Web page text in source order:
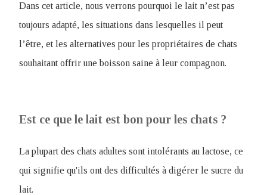
Dans cet article, nous verrons pourquoi le lait n’est pas
toujours adapté, les situations dans lesquelles il peut
l’être, et les alternatives pour les propriétaires de chats
souhaitant offrir une boisson saine à leur compagnon.
Est ce que le lait est bon pour les chats ?
La plupart des chats adultes sont intolérants au lactose, ce
qui signifie qu'ils ont des difficultés à digérer le sucre du
lait.